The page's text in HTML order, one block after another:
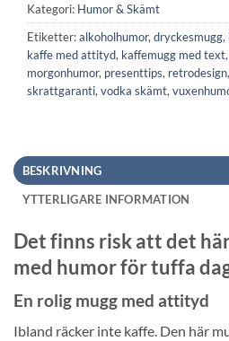
Kategori: Humor & Skämt
Etiketter:alkoholhumor, dryckesmugg,
kaffe med attityd, kaffemugg med text,
morgonhumor, presenttips, retrodesign,
skrattgaranti, vodka skämt,
BESKRIVNING
YTTERLIGARE INFORMATION
Det finns risk att det
med humor för tuffa
En rolig mugg med attityd
Ibland räcker inte kaffe. Den här